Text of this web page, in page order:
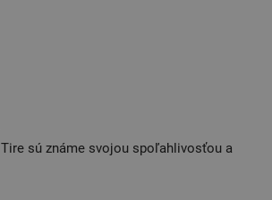
sú známe svojou spoľahlivosťou a